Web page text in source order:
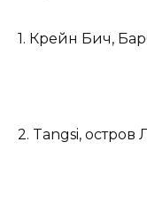
1. Крейн Бич,
2. Tangsi,